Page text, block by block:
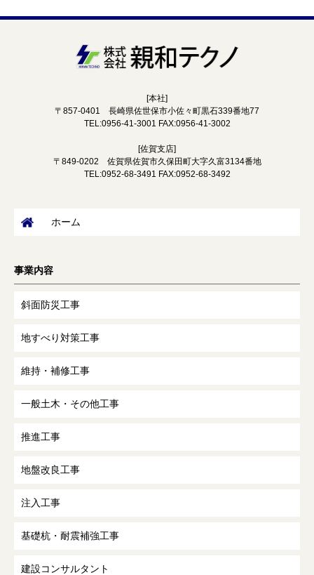
お知らせ
サイトマップ
本社代表：0956-41-3001
[本社]
〒857-0401 長崎県佐世保市小佐々町黒石339番地77
TEL:0956-41-3001 FAX:0956-41-3002
[佐賀支店]
〒849-0202 佐賀県佐賀市久保田町大字久富3134番地
TEL:0952-68-3491 FAX:0952-68-3492
ホーム
事業内容
斜面防災工事
地すべり対策工事
維持・補修工事
一般土木・その他工事
推進工事
地盤改良工事
注入工事
基礎杭・耐震補強工事
建設コンサルタント